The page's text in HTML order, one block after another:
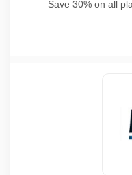
Save 30% on all